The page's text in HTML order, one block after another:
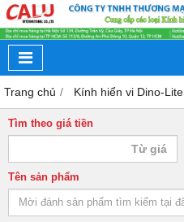
Trang chủ Kính hiển vi Dino-Lite
Tìm theo giá tiền
Tên sản phẩm